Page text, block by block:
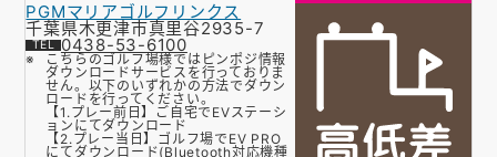
PGMマリアゴルフリンクス
千葉県木更津市真里谷2935-7
0438-53-6100
こちらのゴルフ場様ではピンポジ情報
ダウンロードサービスを行っておりま
せん。以下のいずれかの方法でダウン
ロードを行ってください。
【1.プレー前日】ご自宅でEVステーシ
ョンにてダウンロード
【2.プレー当日】ゴルフ場でEV PRO
にてダウンロード(Bluetooth対応機種